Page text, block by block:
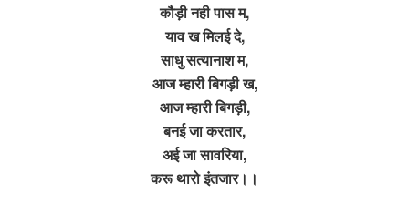
कौड़ी नही पास म,
याव ख मिलई दे,
साधु सत्यानाश म,
आज म्हारी बिगड़ी ख,
आज म्हारी बिगड़ी,
बनई जा करतार,
अई जा सावरिया,
करू थारो इंतजार।।